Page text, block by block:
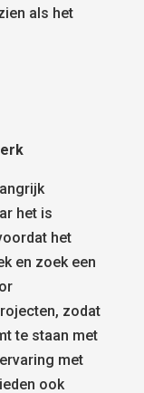
als het
het is
het
en zoek een
zodat
te staan met
met
ook